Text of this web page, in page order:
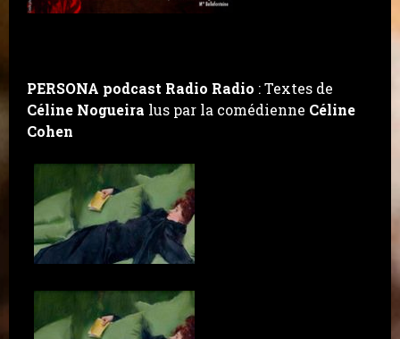
PERSONA podcast Radio Radio : Textes de
Céline Nogueira lus par la comédienne Céline
Cohen